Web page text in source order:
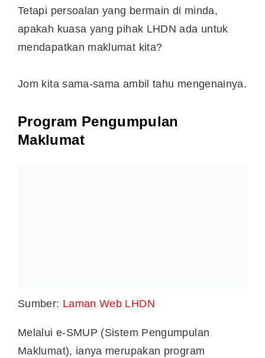
Tetapi persoalan yang bermain di minda,
apakah kuasa yang pihak LHDN ada untuk
mendapatkan maklumat kita?
Jom kita sama-sama ambil tahu mengenainya.
Program Pengumpulan
Maklumat
Sumber: Laman Web LHDN
Melalui e-SMUP (Sistem Pengumpulan
Maklumat), ianya merupakan program